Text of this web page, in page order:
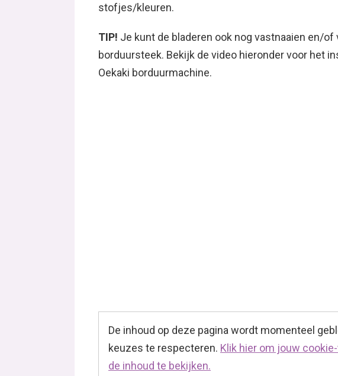
stofjes/kleuren.
TIP! Je kunt de bladeren ook nog vastnaaien en/
borduursteek. Bekijk de video hieronder voor het
Oekaki borduurmachine.
De inhoud op deze pagina wordt momenteel
keuzes te respecteren. Klik hier om jouw
de inhoud te bekijken.